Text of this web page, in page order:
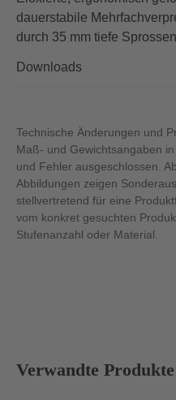
dauerstabile
durch 35 mm tiefe
Downloads
Technische Änderungen und
Maß- und Gewichtsangaben
und Fehler ausgeschlossen.
Abbildungen zeigen
stellvertretend für eine
vom konkret gesuchten
Stufenanzahl oder Material.
Produktgalerie überspringen
Verwandte Produkte